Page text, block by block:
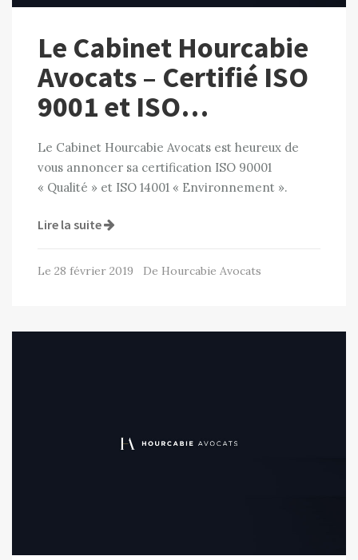
Le Cabinet Hourcabie
Avocats – Certifié ISO
9001 et ISO…
Le Cabinet Hourcabie Avocats est heureux de
vous annoncer sa certification ISO 90001
« Qualité » et ISO 14001 « Environnement ».
Lire la suite
Le 28 février 2019 De Hourcabie Avocats